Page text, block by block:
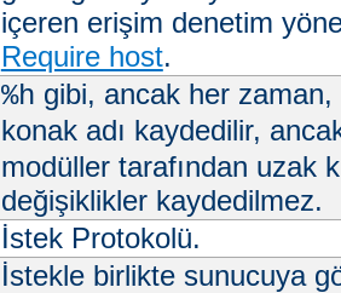
içeren erişim denetim
Require host.
%h gibi, ancak her zaman,
konak adı kaydedilir,
modüller tarafından uzak
değişiklikler kaydedilmez.
İstek Protokolü.
İstekle birlikte sunucuya